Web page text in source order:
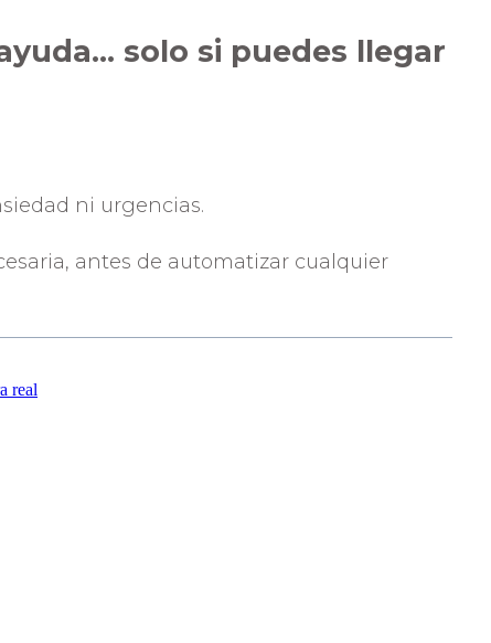
solo si puedes llegar
ni urgencias.
antes de automatizar cualquier
real